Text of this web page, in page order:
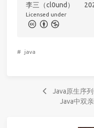
李三（cl0und）
Licensed under
# java
Java原生序
Java中双